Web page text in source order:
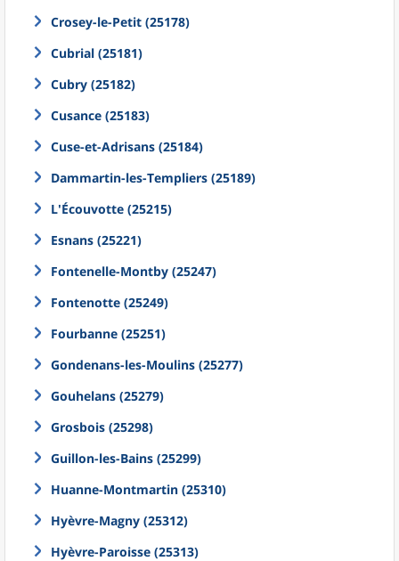
Crosey-le-Petit (25178)
Cubrial (25181)
Cubry (25182)
Cusance (25183)
Cuse-et-Adrisans (25184)
Dammartin-les-Templiers (25189)
L'Écouvotte (25215)
Esnans (25221)
Fontenelle-Montby (25247)
Fontenotte (25249)
Fourbanne (25251)
Gondenans-les-Moulins (25277)
Gouhelans (25279)
Grosbois (25298)
Guillon-les-Bains (25299)
Huanne-Montmartin (25310)
Hyèvre-Magny (25312)
Hyèvre-Paroisse (25313)